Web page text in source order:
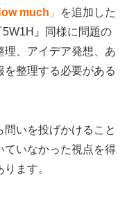
much 」
を追加した
』同様に問題の
、アイデア発想、あ
を整理する必要がある
いを投げかけること
ていなかった視点を得
ます。